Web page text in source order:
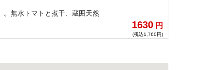
。無水トマトと煮干、蔵囲天然
1630 円
(税込1,760円)